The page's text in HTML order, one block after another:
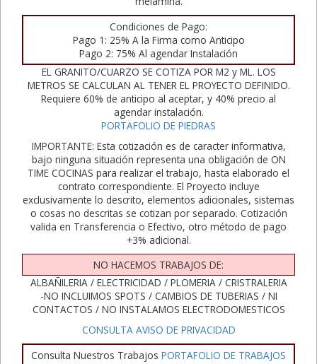
Condiciones de Pago:
Pago 1: 25% A la Firma como Anticipo
Pago 2: 75% Al agendar Instalación
EL GRANITO/CUARZO SE COTIZA POR M2 y ML. LOS
METROS SE CALCULAN AL TENER EL PROYECTO DEFINIDO.
Requiere 60% de anticipo al aceptar, y 40% precio al
agendar instalación.
PORTAFOLIO DE PIEDRAS
IMPORTANTE: Esta cotización es de caracter informativa,
bajo ninguna situación representa una obligación de ON
TIME COCINAS para realizar el trabajo, hasta elaborado el
contrato correspondiente. El Proyecto incluye
exclusivamente lo descrito, elementos adicionales, sistemas
o cosas no descritas se cotizan por separado. Cotización
valida en Transferencia o Efectivo, otro método de pago
+3% adicional.
NO HACEMOS TRABAJOS DE:
ALBAÑILERIA / ELECTRICIDAD / PLOMERIA / CRISTRALERIA
-NO INCLUIMOS SPOTS / CAMBIOS DE TUBERIAS / NI
CONTACTOS / NO INSTALAMOS ELECTRODOMESTICOS
CONSULTA AVISO DE PRIVACIDAD
Consulta Nuestros Trabajos PORTAFOLIO DE TRABAJOS